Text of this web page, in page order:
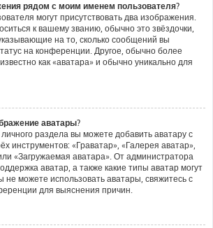
рядом с моим именем пользователя?
могут присутствовать два изображения.
к вашему званию, обычно это звёздочки,
на то, сколько сообщений вы
на конференции. Другое, обычно более
как «аватара» и обычно уникально для
аватары?
раздела вы можете добавить аватару с
инструментов: «Граватар», «Галерея аватар»,
«Загружаемая аватара». От администратора
аватар, а также какие типы аватар могут
не можете использовать аватары, свяжитесь с
для выяснения причин.